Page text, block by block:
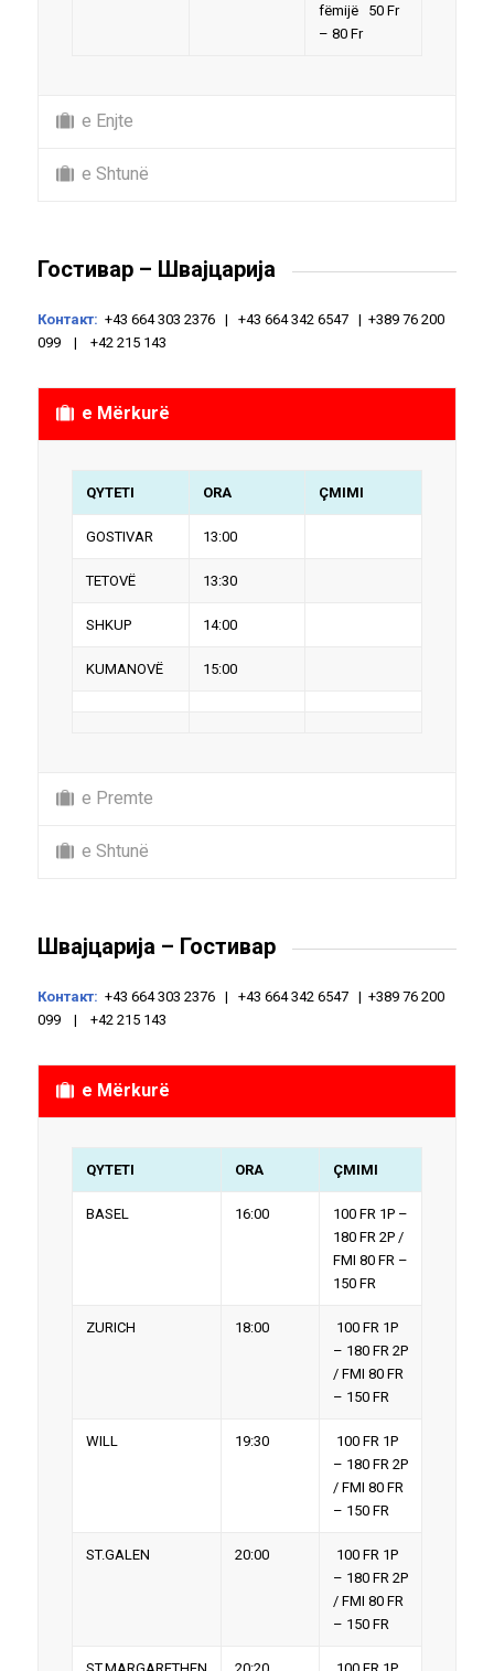
fëmijë 50 Fr
– 80 Fr
e Enjte
e Shtunë
Гостивар – Швајцарија
Контакт: +43 664 303 2376 | +43 664 342 6547 | +389 76 200
099 | +42 215 143
e Mërkurë
QYTETI ORA ÇMIMI
GOSTIVAR 13:00
TETOVË 13:30
SHKUP 14:00
KUMANOVË 15:00
e Premte
e Shtunë
Швајцарија – Гостивар
Контакт: +43 664 303 2376 | +43 664 342 6547 | +389 76 200
099 | +42 215 143
e Mërkurë
QYTETI ORA ÇMIMI
BASEL 16:00
100 FR 1P –
180 FR 2P /
FMI 80 FR –
150 FR
ZURICH 18:00
100 FR 1P
– 180 FR 2P
/ FMI 80 FR
– 150 FR
WILL 19:30
100 FR 1P
– 180 FR 2P
/ FMI 80 FR
– 150 FR
ST.GALEN 20:00
100 FR 1P
– 180 FR 2P
/ FMI 80 FR
– 150 FR